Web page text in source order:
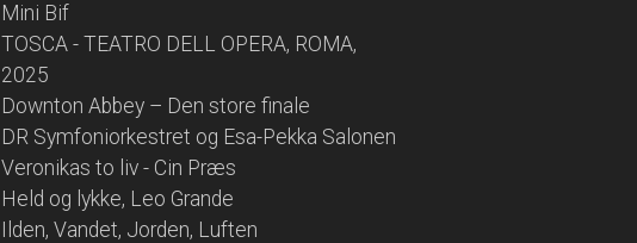
Mini Bif
TOSCA - TEATRO DELL OPERA, ROMA,
2025
Downton Abbey – Den store finale
DR Symfoniorkestret og Esa-Pekka Salonen
Veronikas to liv - Cin Præs
Held og lykke, Leo Grande
Ilden, Vandet, Jorden, Luften